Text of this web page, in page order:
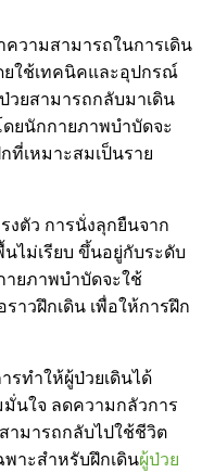
วามสามารถในการเดิน
ยใช้เทคนิคและอุปกรณ์
วยสามารถกลับมาเดิน
ยนักกายภาพบำบัดจะ
ที่เหมาะสมเป็นราย
งตัว การนั่งลุกยืนจาก
ไม่เรียบ ขึ้นอยู่กับระดับ
ยภาพบำบัดจะใช้
าวฝึกเดิน เพื่อให้การฝึก
รทำให้ผู้ป่วยเดินได้
มั่นใจ ลดความกลัวการ
ามารถกลับไปใช้ชีวิต
าะสำหรับฝึกเดินผู้ป่วย